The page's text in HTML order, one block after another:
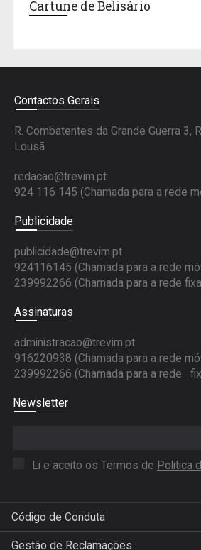
Cartune de Belisário
Contactos Gerais
R. Combatentes da Grande Guerra 3,
Lousã
redacao@trevim.pt
924 116 145 (Chamada para a rede
Publicidade
publicidade@trevim.pt
924116145 (Chamada para a rede
239992266 (Chamada para a rede
Assinaturas
administracao@trevim.pt
916220938 (Chamada para a rede
239992266 (Chamada para a rede
Newsletter
Li e aceito os Termos de Politica
Código de Conduta
Gestão de Reclamações